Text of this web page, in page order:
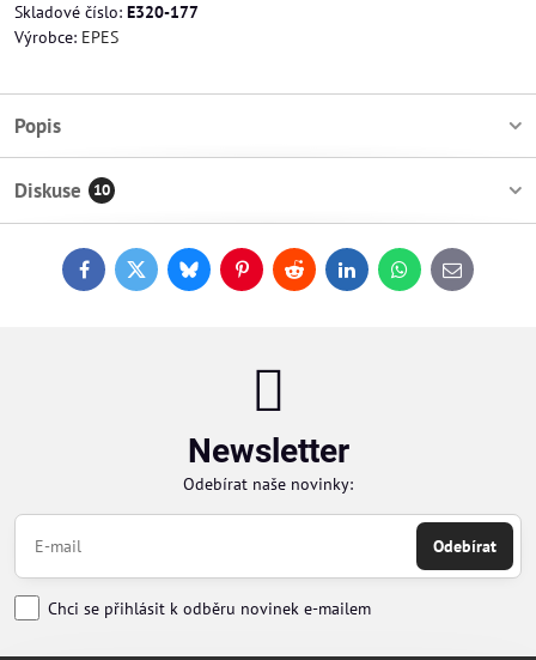
Skladové číslo: E320-177
Výrobce: EPES
Popis
Diskuse 10
FacebookTwitterBlueskyPinterestReddit LinkedInWhatsApp
E-
mail
Newsletter
Odebírat naše novinky:
Odebírat
Chci se přihlásit k odběru novinek e-mailem